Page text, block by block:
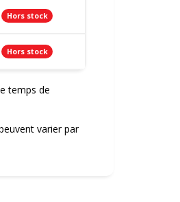
Hors stock
Hors stock
temps de
varier par